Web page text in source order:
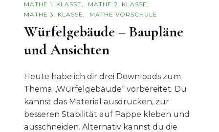
MATHE 1. KLASSE
MATHE 2. KLASSE
MATHE 3. KLASSE
MATHE VORSCHULE
Würfelgebäude – Baupläne
und Ansichten
Heute habe ich dir drei Downloads zum
Thema „Würfelgebäude“ vorbereitet. Du
kannst das Material ausdrucken, zur
besseren Stabilität auf Pappe kleben und
ausschneiden. Alternativ kannst du die